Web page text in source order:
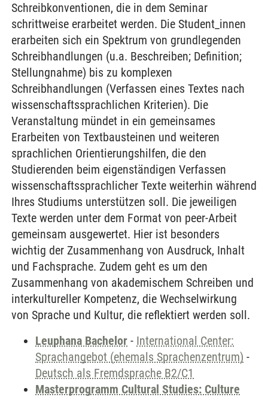
Schreibkonventionen, die in dem Seminar
schrittweise erarbeitet werden. Die Student_innen
erarbeiten sich ein Spektrum von grundlegenden
Schreibhandlungen (u.a. Beschreiben; Definition;
Stellungnahme) bis zu komplexen
Schreibhandlungen (Verfassen eines Textes nach
wissenschaftssprachlichen Kriterien). Die
Veranstaltung mündet in ein gemeinsames
Erarbeiten von Textbausteinen und weiteren
sprachlichen Orientierungshilfen, die den
Studierenden beim eigenständigen Verfassen
wissenschaftssprachlicher Texte weiterhin während
Ihres Studiums unterstützen soll. Die jeweiligen
Texte werden unter dem Format von peer-Arbeit
gemeinsam ausgewertet. Hier ist besonders
wichtig der Zusammenhang von Ausdruck, Inhalt
und Fachsprache. Zudem geht es um den
Zusammenhang von akademischem Schreiben und
interkultureller Kompetenz, die Wechselwirkung
von Sprache und Kultur, die reflektiert werden soll.
Leuphana Bachelor - International Center:
Sprachangebot (ehemals Sprachenzentrum) -
Deutsch als Fremdsprache B2/C1
Masterprogramm Cultural Studies: Culture